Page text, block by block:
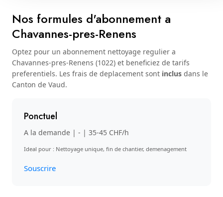
Nos formules d'abonnement a
Chavannes-pres-Renens
Optez pour un abonnement nettoyage regulier a
Chavannes-pres-Renens (1022) et beneficiez de tarifs
preferentiels. Les frais de deplacement sont inclusdans le
Canton de Vaud.
Ponctuel
A la demande | - | 35-45 CHF/h
Ideal pour : Nettoyage unique, fin de chantier, demenagement
Souscrire